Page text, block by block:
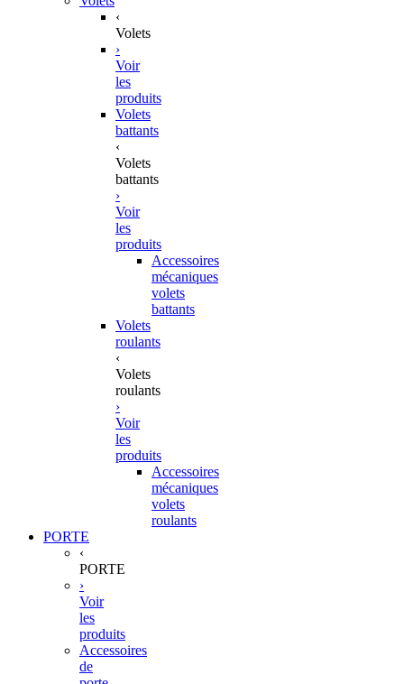
‹
Volets
›
Voir
les
produits
Volets
battants
‹
Volets
battants
›
Voir
les
produits
Accessoires
mécaniques
volets
battants
Volets
roulants
‹
Volets
roulants
›
Voir
les
produits
Accessoires
mécaniques
volets
roulants
PORTE
‹
PORTE
›
Voir
les
produits
Accessoires
de